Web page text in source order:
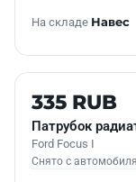
На складе Навес
Б/У В НАЛИЧИИ
335 RUB
Патрубок
Ford Focus I
Снято с